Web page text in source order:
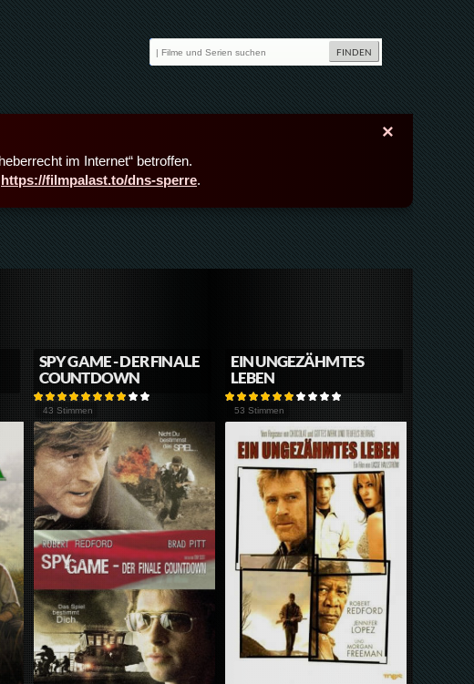
×
im Internet“ betroffen.
https://filmpalast.to/dns-sperre.
SPY GAME - DER FINALE
COUNTDOWN
43 Stimmen
EIN UNGEZÄHMTES
LEBEN
53 Stimmen